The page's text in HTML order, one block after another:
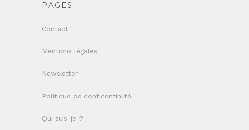
PAGES
Contact
Mentions légales
Newsletter
Politique de confidentialité
Qui suis-je ?